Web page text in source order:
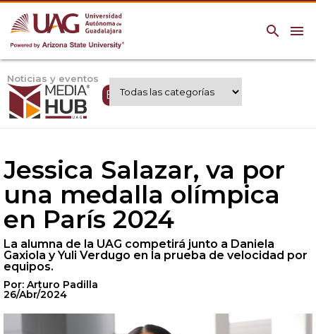
menu
search
Noticias y eventos
Expertos UAG
Jessica Salazar, va por
una medalla olímpica
en París 2024
La alumna de la UAG competirá junto a Daniela
Gaxiola y Yuli Verdugo en la prueba de velocidad por
equipos.
Por: Arturo Padilla
26/Abr/2024